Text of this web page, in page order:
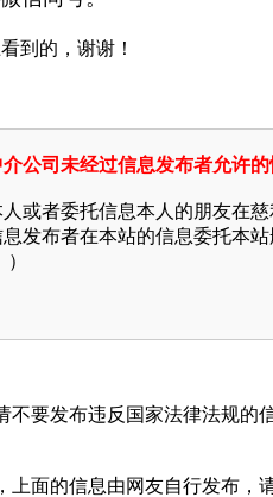
到的，谢谢！
公司未经过信息发布者允许
人或者委托信息本人的朋友在
发布者在本站的信息委托本
不要发布违反国家法律法规
上面的信息由网友自行发布